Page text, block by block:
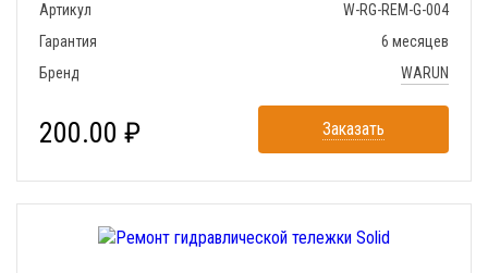
Артикул
W-RG-REM-G-004
Гарантия
6 месяцев
Бренд
WARUN
200.00 ₽ Заказать